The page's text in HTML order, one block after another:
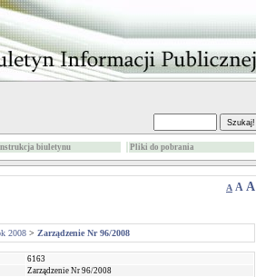
biuletynu Pliki do pobrania
A A A
2008 > Zarządzenie Nr 96/2008
6163
Zarządzenie Nr 96/2008